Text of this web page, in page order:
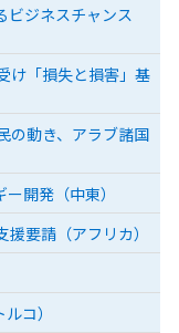
ビジネスチャンス
け「損失と損害」基
の動き、アラブ諸国
開発（中東）
要請（アフリカ）
コ）